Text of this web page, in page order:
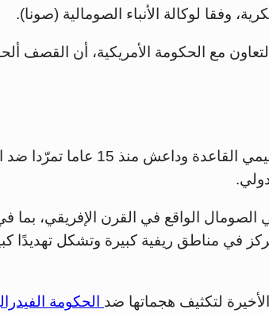
وفقا لوكالة الأنباء الصومالية (صونا).
مع الحكومة الأمريكية، أن القصف
المرتبطة بتنظيمي القاعدة وداعش منذ 15
الواقع في القرن الإفريقي، بما
تتمركز في مناطق ريفية كبيرة وتشكل تهديدًا
لتكثيف هجماتها ضد الحكومة